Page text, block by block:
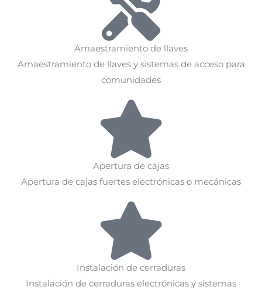
Amaestramiento de llaves
Amaestramiento de llaves y sistemas de acceso para
comunidades
Apertura de cajas
Apertura de cajas fuertes electrónicas o mecánicas
Instalación de cerraduras
Instalación de cerraduras electrónicas y sistemas